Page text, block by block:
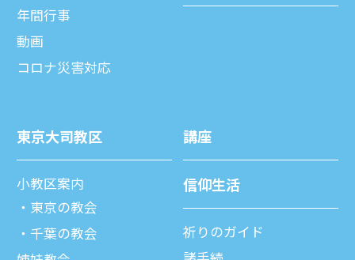
年間⾏事
動画
コロナ災害対応
東京⼤司教区
⼩教区案内
東京の教会
千葉の教会
講座
信仰⽣活
祈りのガイド